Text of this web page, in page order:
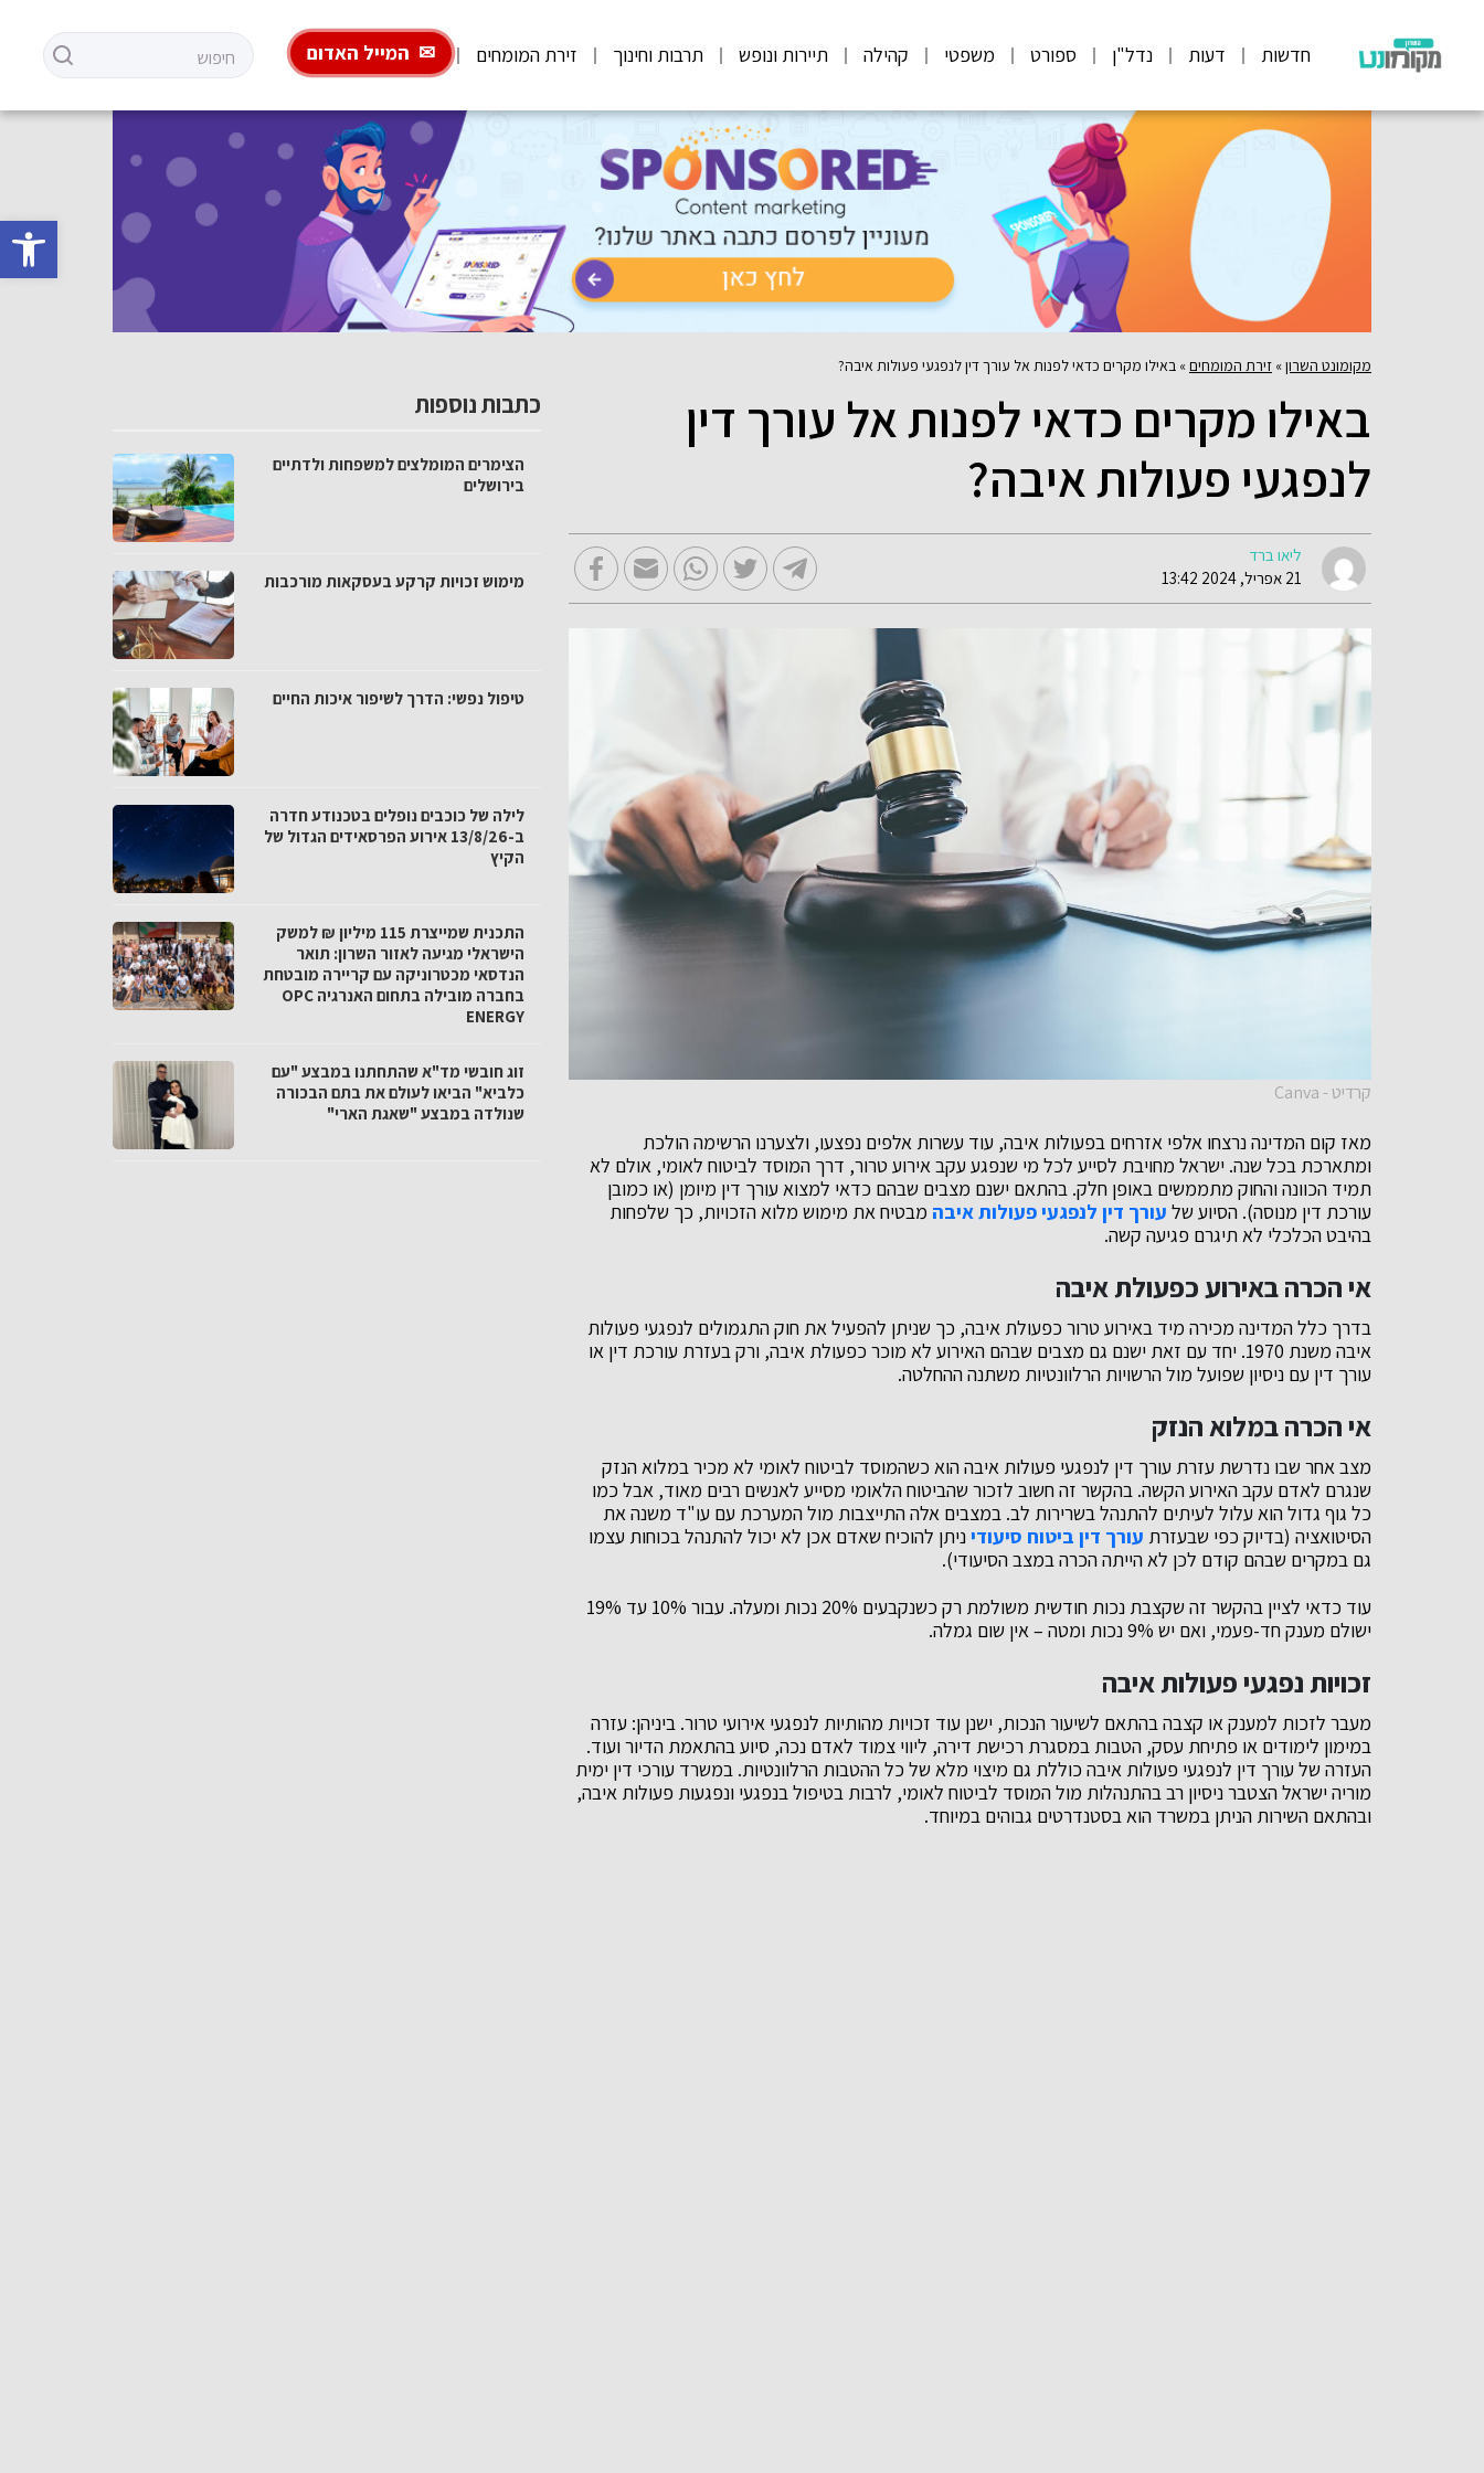
פתח
חדשות דעות נדל"ן ספורט משפטי קהילה תיירות ונופש תרבות וחינוך זירת המומחים המייל האדום
מקומונט השרון» זירת המומחים» באילו מקרים כדאי לפנות אל עורך דין לנפגעי פעולות איבה?
באילו מקרים כדאי לפנות אל עורך דין
לנפגעי פעולות איבה?
ליאו ברד
21 אפריל, 2024 13:42
קרדיט - Canva
מאז קום המדינה נרצחו אלפי אזרחים בפעולות איבה, עוד עשרות אלפים נפצעו, ולצערנו הרשימה הולכת
ומתארכת בכל שנה. ישראל מחויבת לסייע לכל מי שנפגע עקב אירוע טרור, דרך המוסד לביטוח לאומי, אולם לא
תמיד הכוונה והחוק מתממשים באופן חלק. בהתאם ישנם מצבים שבהם כדאי למצוא עורך דין מיומן (או כמובן
עורכת דין מנוסה). הסיוע של עורך דין לנפגעי פעולות איבה מבטיח את מימוש מלוא הזכויות, כך שלפחות
בהיבט הכלכלי לא תיגרם פגיעה קשה.
אי הכרה באירוע כפעולת איבה
בדרך כלל המדינה מכירה מיד באירוע טרור כפעולת איבה, כך שניתן להפעיל את חוק התגמולים לנפגעי פעולות
איבה משנת 1970. יחד עם זאת ישנם גם מצבים שבהם האירוע לא מוכר כפעולת איבה, ורק בעזרת עורכת דין או
עורך דין עם ניסיון שפועל מול הרשויות הרלוונטיות משתנה ההחלטה.
אי הכרה במלוא הנזק
מצב אחר שבו נדרשת עזרת עורך דין לנפגעי פעולות איבה הוא כשהמוסד לביטוח לאומי לא מכיר במלוא הנזק
שנגרם לאדם עקב האירוע הקשה. בהקשר זה חשוב לזכור שהביטוח הלאומי מסייע לאנשים רבים מאוד, אבל כמו
כל גוף גדול הוא עלול לעיתים להתנהל בשרירות לב. במצבים אלה התייצבות מול המערכת עם עו"ד משנה את
הסיטואציה (בדיוק כפי שבעזרת עורך דין ביטוח סיעודי ניתן להוכיח שאדם אכן לא יכול להתנהל בכוחות עצמו
גם במקרים שבהם קודם לכן לא הייתה הכרה במצב הסיעודי).
עוד כדאי לציין בהקשר זה שקצבת נכות חודשית משולמת רק כשנקבעים 20% נכות ומעלה. עבור 10% עד 19%
ישולם מענק חד-פעמי, ואם יש 9% נכות ומטה – אין שום גמלה.
זכויות נפגעי פעולות איבה
מעבר לזכות למענק או קצבה בהתאם לשיעור הנכות, ישנן עוד זכויות מהותיות לנפגעי אירועי טרור. ביניהן: עזרה
במימון לימודים או פתיחת עסק, הטבות במסגרת רכישת דירה, ליווי צמוד לאדם נכה, סיוע בהתאמת הדיור ועוד.
העזרה של עורך דין לנפגעי פעולות איבה כוללת גם מיצוי מלא של כל ההטבות הרלוונטיות. במשרד עורכי דין ימית
מוריה ישראל הצטבר ניסיון רב בהתנהלות מול המוסד לביטוח לאומי, לרבות בטיפול בנפגעי ונפגעות פעולות איבה,
ובהתאם השירות הניתן במשרד הוא בסטנדרטים גבוהים במיוחד.
כתבות נוספות
הצימרים המומלצים למשפחות ולדתיים
בירושלים
מימוש זכויות קרקע בעסקאות מורכבות
טיפול נפשי: הדרך לשיפור איכות החיים
לילה של כוכבים נופלים בטכנודע חדרה
ב-13/8/26 אירוע הפרסאידים הגדול של
הקיץ
התכנית שמייצרת 115 מיליון ₪ למשק
הישראלי מגיעה לאזור השרון: תואר
הנדסאי מכטרוניקה עם קריירה מובטחת
בחברה מובילה בתחום האנרגיה OPC
ENERGY
זוג חובשי מד"א שהתחתנו במבצע "עם
כלביא" הביאו לעולם את בתם הבכורה
שנולדה במבצע "שאגת הארי"